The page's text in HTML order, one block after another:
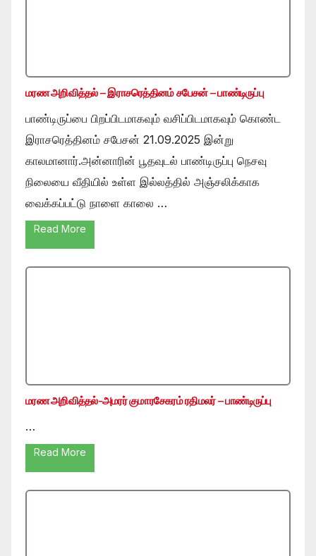
மரண அறிவித்தல் – இராசரெத்தினம் சபேசன் – பாண்டிருப்பு
பாண்டிருப்பை பிறப்பிடமாகவும் வசிப்பிடமாகவும் கொண்ட
இராசரெத்தினம் சபேசன் 21.09.2025 இன்று
காலமானார்.அன்னாரின் பூதவுடல் பாண்டிருப்பு நெசவு
நிலையை வீதியில் உள்ள இல்லத்தில் அஞ்சலிக்காக
வைக்கப்பட்டு நாளை காலை …
Read More
மரண அறிவித்தல்-அமரர் குமாரசேகரம் ரதிமலர் – பாண்டிருப்பு
…
Read More